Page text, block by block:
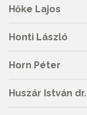
Hőke Lajos
Honti László
Horn Péter
Huszár István dr.